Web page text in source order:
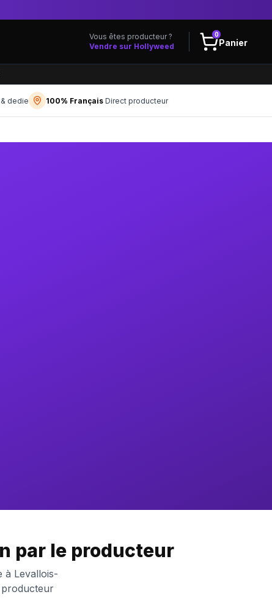
Vous êtes producteur ?
Vendre sur Hollyweed
0
Panier
dedie 100% Français Direct producteur
par le producteur
à Levallois-